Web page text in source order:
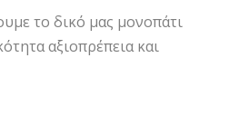
το δικό μας μονοπάτι
αξιοπρέπεια και